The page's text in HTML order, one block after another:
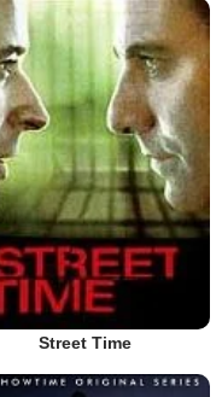
Street Time